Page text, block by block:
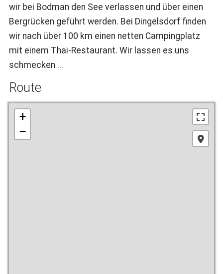
wir bei Bodman den See verlassen und über einen
Bergrücken geführt werden. Bei Dingelsdorf finden
wir nach über 100 km einen netten Campingplatz
mit einem Thai-Restaurant. Wir lassen es uns
schmecken ...
Route
+
−